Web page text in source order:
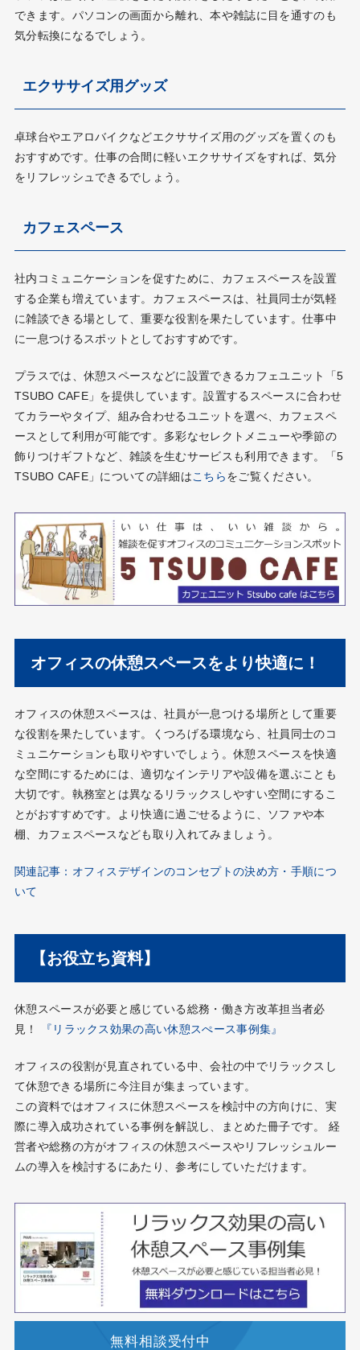
できます。パソコンの画面から離れ、本や雑誌に目を通すのも
気分転換になるでしょう。
エクササイズ用グッズ
卓球台やエアロバイクなどエクササイズ用のグッズを置くのも
おすすめです。仕事の合間に軽いエクササイズをすれば、気分
をリフレッシュできるでしょう。
カフェスペース
社内コミュニケーションを促すために、カフェスペースを設置
する企業も増えています。カフェスペースは、社員同士が気軽
に雑談できる場として、重要な役割を果たしています。仕事中
に一息つけるスポットとしておすすめです。
プラスでは、休憩スペースなどに設置できるカフェユニット「5
TSUBO CAFE」を提供しています。設置するスペースに合わせ
てカラーやタイプ、組み合わせるユニットを選べ、カフェスペ
ースとして利用が可能です。多彩なセレクトメニューや季節の
飾りつけギフトなど、雑談を生むサービスも利用できます。「5
TSUBO CAFE」についての詳細はこちらをご覧ください。
オフィスの休憩スペースをより快適に！
オフィスの休憩スペースは、社員が一息つける場所として重要
な役割を果たしています。くつろげる環境なら、社員同士のコ
ミュニケーションも取りやすいでしょう。休憩スペースを快適
な空間にするためには、適切なインテリアや設備を選ぶことも
大切です。執務室とは異なるリラックスしやすい空間にするこ
とがおすすめです。より快適に過ごせるように、ソファや本
棚、カフェスペースなども取り入れてみましょう。
関連記事：オフィスデザインのコンセプトの決め方・手順につ
いて
【お役立ち資料】
休憩スペースが必要と感じている総務・働き方改革担当者必
見！
『リラックス効果の高い休憩スぺース事例集』
オフィスの役割が見直されている中、会社の中でリラックスし
て休憩できる場所に今注目が集まっています。
この資料ではオフィスに休憩スペースを検討中の方向けに、実
際に導入成功されている事例を解説し、まとめた冊子です。 経
営者や総務の方がオフィスの休憩スペースやリフレッシュルー
ムの導入を検討するにあたり、参考にしていただけます。
無料相談受付中